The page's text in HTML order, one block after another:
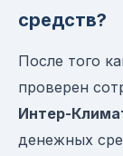
средств?
После того
проверен
Интер-
денежных